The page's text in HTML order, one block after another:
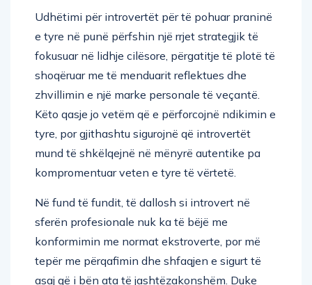
Udhëtimi për introvertët për të pohuar praninë
e tyre në punë përfshin një rrjet strategjik të
fokusuar në lidhje cilësore, përgatitje të plotë të
shoqëruar me të menduarit reflektues dhe
zhvillimin e një marke personale të veçantë.
Këto qasje jo vetëm që e përforcojnë ndikimin e
tyre, por gjithashtu sigurojnë që introvertët
mund të shkëlqejnë në mënyrë autentike pa
kompromentuar veten e tyre të vërtetë.
Në fund të fundit, të dallosh si introvert në
sferën profesionale nuk ka të bëjë me
konformimin me normat ekstroverte, por më
tepër me përqafimin dhe shfaqjen e sigurt të
asaj që i bën ata të jashtëzakonshëm. Duke